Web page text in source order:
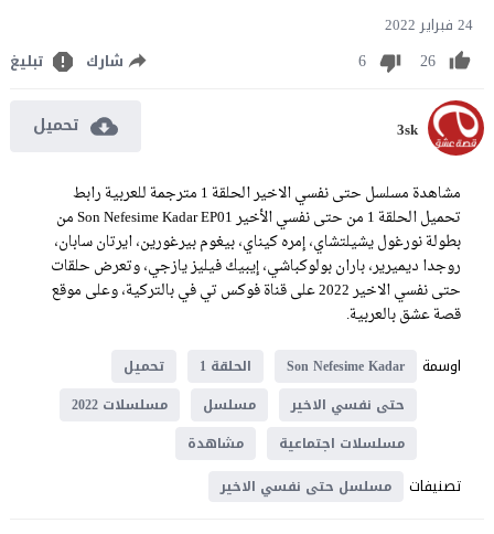
24 فبراير 2022
26
6 شارك تبليغ
3sk تحميل
مشاهدة مسلسل حتى نفسي الاخير الحلقة 1 مترجمة للعربية رابط
تحميل الحلقة 1 من حتى نفسي الأخير Son Nefesime Kadar EP01 من
بطولة نورغول يشيلتشاي، إمره كيناي، بيغوم بيرغورين، ايرتان سابان،
روجدا ديميرير، باران بولوكباشي، إيبيك فيليز يازجي، وتعرض حلقات
حتى نفسي الاخير 2022 على قناة فوكس تي في بالتركية، وعلى موقع
قصة عشق بالعربية.
اوسمة
Son Nefesime Kadar الحلقة 1
تحميل
حتى نفسي الاخير
مسلسل
مسلسلات 2022
مسلسلات اجتماعية
مشاهدة
تصنيفات مسلسل حتى نفسي الاخير